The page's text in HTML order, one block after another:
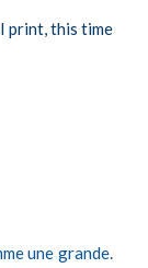
print, this time
une grande.